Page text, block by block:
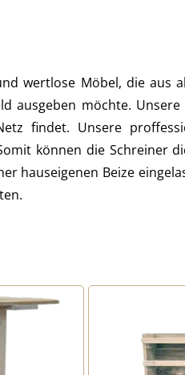
wertlose Möbel, die aus
ausgeben möchte.
findet. Unsere
können die Schreiner
hauseigenen Beize